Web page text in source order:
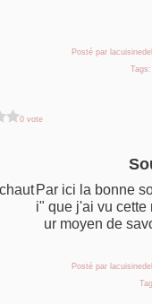
Posté par
Tags:
0 vote
Par ici la bonne
i" que j'ai vu cette
ur moyen de
Posté par